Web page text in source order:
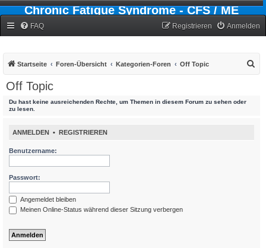
Chronic Fatigue Syndrome - CFS / ME
FAQ Anmelden
Registrieren
Startseite Foren-Übersicht Kategorien-Foren Off Topic
Off Topic
Du hast keine ausreichenden Rechte, um Themen in diesem Forum zu sehen oder
zu lesen.
ANMELDEN • REGISTRIEREN
Benutzername:
Passwort:
Angemeldet bleiben
Meinen Online-Status während dieser Sitzung verbergen